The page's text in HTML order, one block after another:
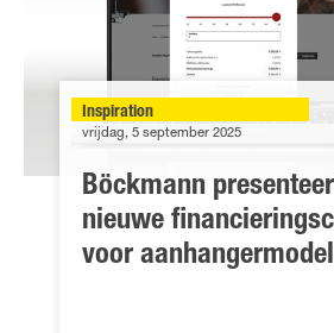
Inspiration
vrijdag, 5 september 2025
Böckmann
nieuwe
voor